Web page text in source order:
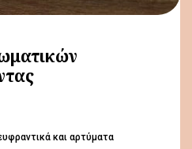
και αρτύματα